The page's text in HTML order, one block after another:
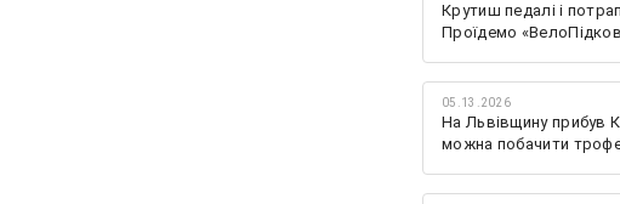
Крутиш педалі і
Проїдемо
05.13.2026
На Львівщину прибув
можна побачити